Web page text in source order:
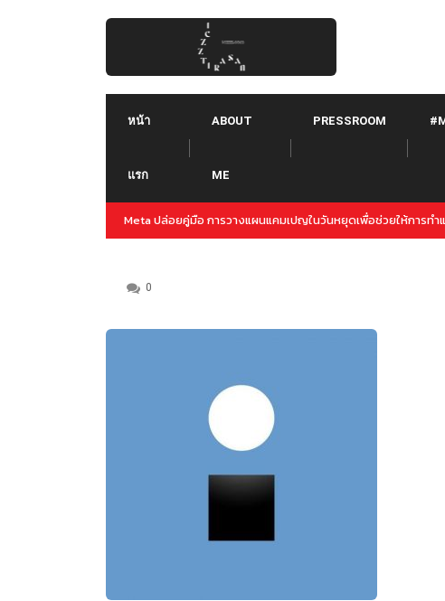
หน้า
แรก
ABOUT
ME
PRESSROOM
ปญล่วงหน้าสำหรับปลายปีนี้Threads คืออะไร ใช้ยังไง :: Threads คู่แข่งใหม่ของ Twitter
Instagram
0